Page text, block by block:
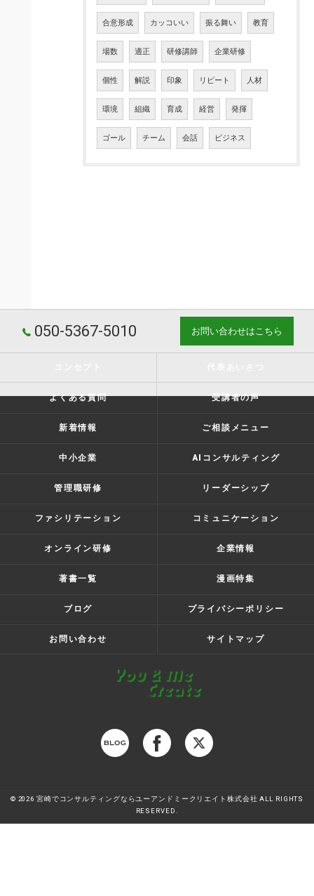
合意形成 カッコいい 振る舞い 教育
場数 適正 研修講師 企業研修
個性 解説 印象 リピート 人材
環境 組織 育成 経営 発揮
ゴール チーム 会話 ビジネス
050-5367-5010 お問い合わせはこちら
よくある質問 受講者の声
新着情報 ご相談メニュー
中小企業 AIコンサルティング
管理職研修 リーダーシップ
ファシリテーション コミュニケーション
オンライン研修 企業情報
著書一覧 漫画特集
ブログ プライバシーポリシー
お問い合わせ サイトマップ
© 2026 宮崎でコンサルティングならユーアンドミークリエイト株式会社 ALL RIGHTS
RESERVED.